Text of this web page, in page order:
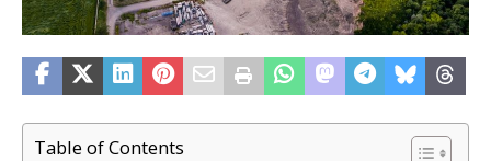
Table of Contents